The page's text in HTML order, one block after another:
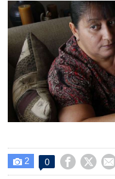
 2 0   